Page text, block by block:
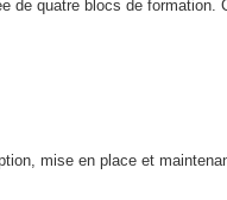
de quatre blocs de
mise en place et